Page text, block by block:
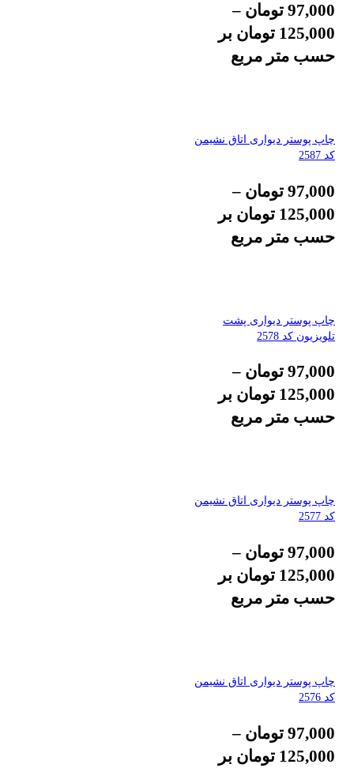
97,000 تومان –
125,000 تومان بر
حسب متر مربع
چاپ پوستر دیواری اتاق نشیمن
کد 2587
97,000 تومان –
125,000 تومان بر
حسب متر مربع
چاپ پوستر دیواری پشت
تلویزیون کد 2578
97,000 تومان –
125,000 تومان بر
حسب متر مربع
چاپ پوستر دیواری اتاق نشیمن
کد 2577
97,000 تومان –
125,000 تومان بر
حسب متر مربع
چاپ پوستر دیواری اتاق نشیمن
کد 2576
97,000 تومان –
125,000 تومان بر